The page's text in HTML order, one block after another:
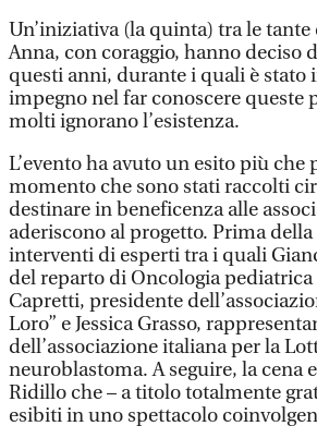
Un’iniziativa (la quinta) tra le tante
Anna, con coraggio, hanno deciso
questi anni, durante i quali è stato
impegno nel far conoscere queste
molti ignorano l’esistenza.
L’evento ha avuto un esito più che
momento che sono stati raccolti
destinare in beneficenza alle
aderiscono al progetto. Prima
interventi di esperti tra i quali
del reparto di Oncologia pediatrica
Capretti, presidente
Loro” e Jessica Grasso,
dell’associazione italiana per la
neuroblastoma. A seguire, la cena
Ridillo che – a titolo totalmente
esibiti in uno spettacolo